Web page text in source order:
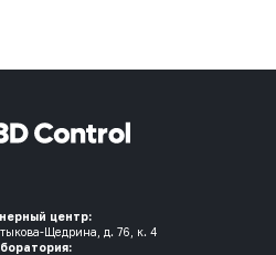
центр:
Щедрина, д. 76, к. 4